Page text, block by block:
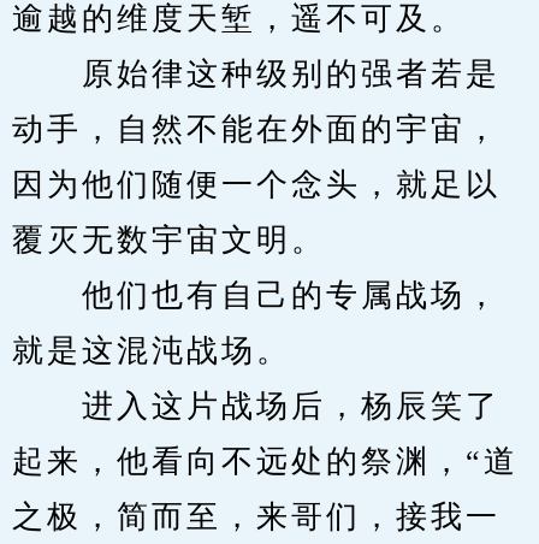
逾越的维度天堑，遥不可及。
原始律这种级别的强者若是
动手，自然不能在外面的宇宙，
因为他们随便一个念头，就足以
覆灭无数宇宙文明。
他们也有自己的专属战场，
就是这混沌战场。
进入这片战场后，杨辰笑了
起来，他看向不远处的祭渊，“道
之极，简而至，来哥们，接我一